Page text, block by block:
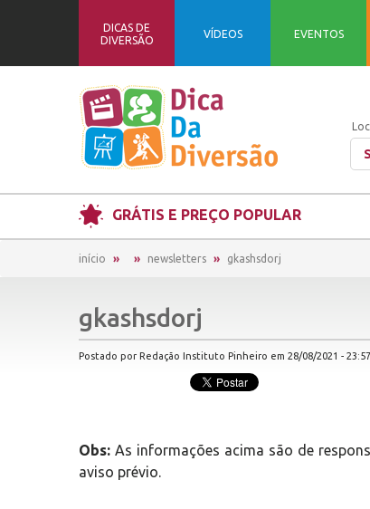
DICAS DE
DIVERSÃO
VÍDEOS EVENTOS
GRÁTIS E PREÇO POPULAR
início newsletters gkashsdorj
gkashsdorj
Postado por Redação Instituto Pinheiro em 28/08/2021 -
Obs: As informações acima são de
aviso prévio.